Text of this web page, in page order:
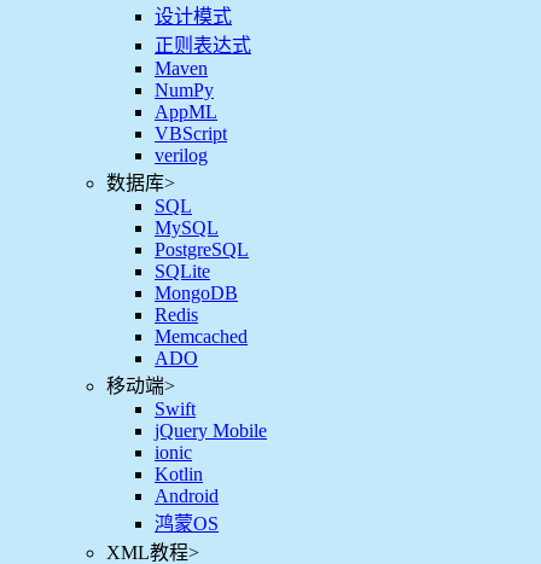
设计模式
正则表达式
Maven
NumPy
AppML
VBScript
verilog
数据库>
SQL
MySQL
PostgreSQL
SQLite
MongoDB
Redis
Memcached
ADO
移动端>
Swift
jQuery Mobile
ionic
Kotlin
Android
鸿蒙OS
XML教程>